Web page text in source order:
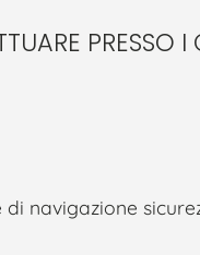
PRESSO I
di navigazione